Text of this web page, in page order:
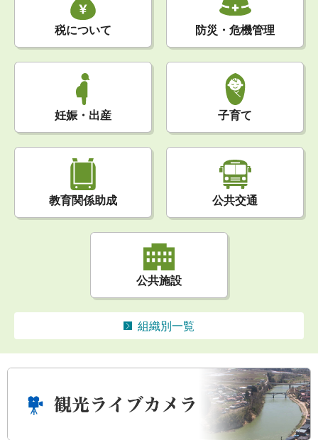
税について 防災・危機管理
妊娠・出産 子育て
教育関係助成 公共交通
公共施設
組織別一覧